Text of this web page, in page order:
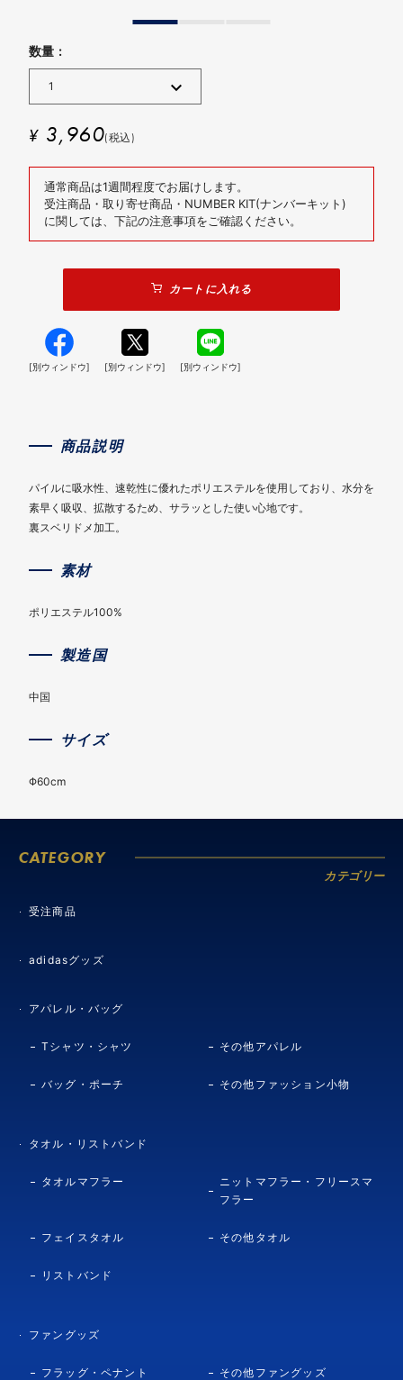
数量 :
¥ 3,960(税込)
通常商品は1週間程度でお届けします。
受注商品・取り寄せ商品・NUMBER KIT(ナンバーキット)
に関しては、下記の注意事項をご確認ください。
カートに入れる
[別ウィンドウ] [別ウィンドウ] [別ウィンドウ]
商品説明
パイルに吸水性、速乾性に優れたポリエステルを使用しており、水分を
素早く吸収、拡散するため、サラッとした使い心地です。
裏スベリドメ加工。
素材
ポリエステル100%
製造国
中国
サイズ
Φ60cm
CATEGORY
カテゴリー
受注商品
adidasグッズ
アパレル・バッグ
Tシャツ・シャツ その他アパレル
バッグ・ポーチ その他ファッション小物
タオル・リストバンド
タオルマフラー
ニットマフラー・フリースマ
フラー
フェイスタオル その他タオル
リストバンド
ファングッズ
フラッグ・ペナント その他ファングッズ